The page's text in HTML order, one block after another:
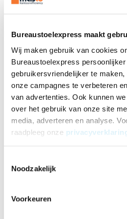
Bureaustoelexpress maakt
Wij maken gebruik van cookies
Bureaustoelexpress persoonlijker
gebruikersvriendelijker te
onze campagnes te verbeteren
van advertenties. Ook kunnen
over het gebruik van onze site
media, adverteren en analyse.
raadpleeg onze
Noodzakelijk
Voorkeuren
Met Invito kies je voor Deens
materialen. Dit zie je in het gebruik
ronde hefbomen en MDF
toplaag. Dit is een zelf
zacht aan en vingerafdrukken zijn
maakt van Invito een uitnodigend
voor iedere ruimte. Check de
van de eigenschappen.